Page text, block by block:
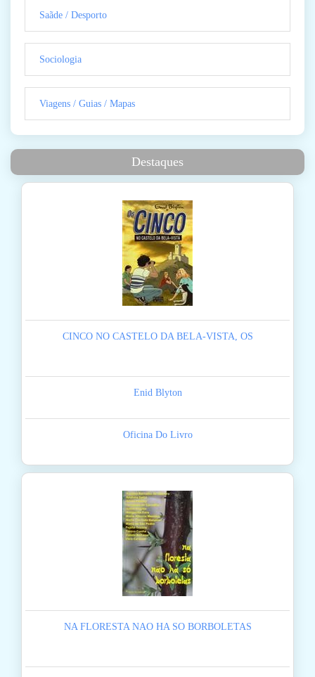
Saãde / Desporto
Sociologia
Viagens / Guias / Mapas
Destaques
CINCO NO CASTELO DA BELA-VISTA, OS
Enid Blyton
Oficina Do Livro
NA FLORESTA NAO HA SO BORBOLETAS